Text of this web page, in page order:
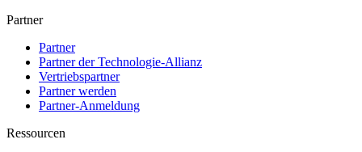
Partner
Partner
Partner der Technologie-Allianz
Vertriebspartner
Partner werden
Partner-Anmeldung
Ressourcen